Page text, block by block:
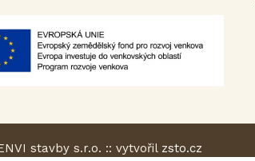
stavby s.r.o. :: vytvořil zsto.cz